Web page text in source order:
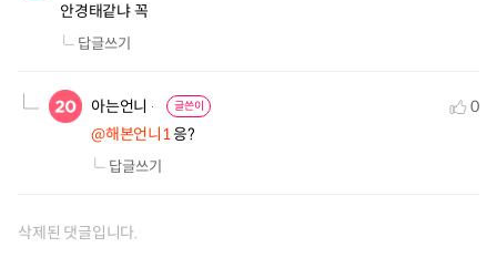
안경태같냐 꼭
답글쓰기
아는언니 글쓴이
0
@해본언니1 응?
답글쓰기
삭제된 댓글입니다.